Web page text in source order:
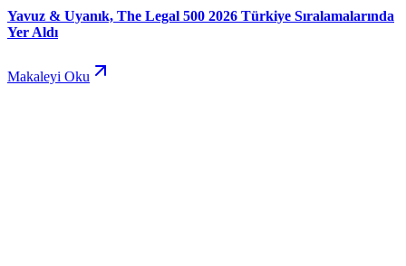
Yavuz & Uyanık, The Legal 500 2026 Türkiye Sıralamalarında
Yer Aldı
Makaleyi Oku